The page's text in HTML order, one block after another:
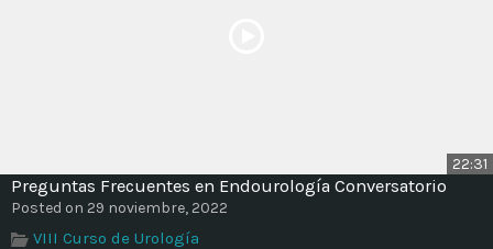
22:31
Preguntas Frecuentes en Endourología Conversatorio
Posted on 29 noviembre, 2022
VIII Curso de Urología